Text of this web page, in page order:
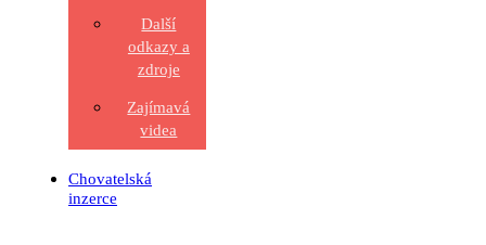
Další
odkazy a
zdroje
Zajímavá
videa
Chovatelská
inzerce